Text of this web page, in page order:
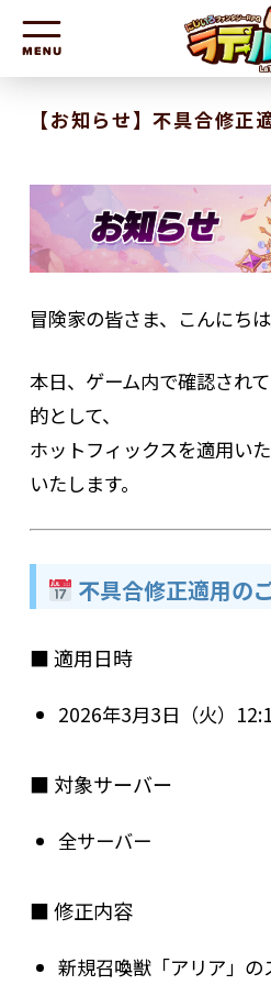
HOME
CHARACTER
SYSTEM
CONTACT
【お知らせ】不具合修正
冒険家の皆さま、こんにちは
本日、ゲーム内で確認され
的として、
ホットフィックスを適用い
いたします。
不具合修正適用の
■ 適用日時
2026年3月3日（火）
■ 対象サーバー
全サーバー
■ 修正内容
新規召喚獣「アリア」